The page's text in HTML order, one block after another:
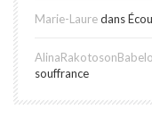
Marie-Lauredans
souffrance